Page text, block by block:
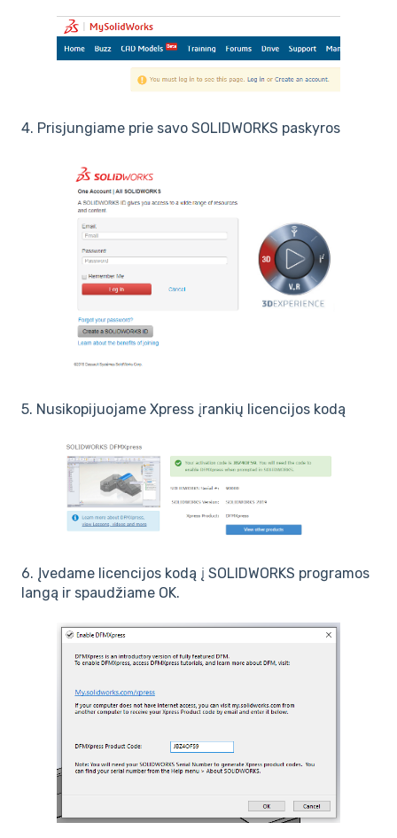
4. Prisjungiame prie savo SOLIDWORKS paskyros
5. Nusikopijuojame Xpress įrankių licencijos kodą
6. Įvedame licencijos kodą į SOLIDWORKS programos
langą ir spaudžiame OK.